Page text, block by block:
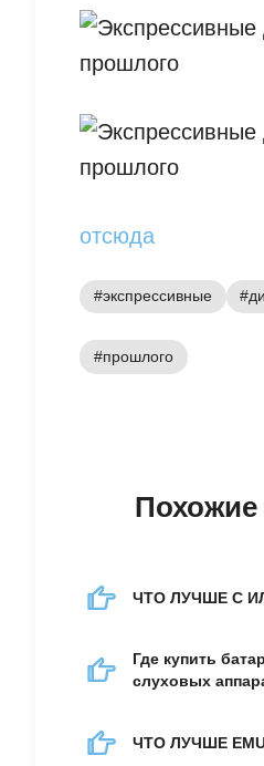
отсюда
#экспрессивные
#прошлого
Похожие
ЧТО ЛУЧШЕ C
Где купить
слуховых
ЧТО ЛУЧШЕ